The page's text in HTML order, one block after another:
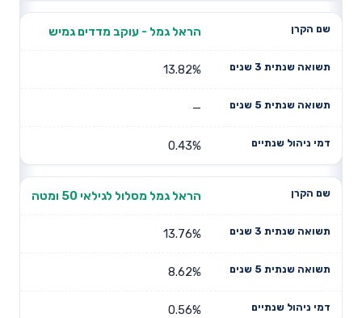
הראל גמל - עוקב מדדים גמיש
13.82%
—
0.43%
הראל גמל מסלול לגילאי 50 ומטה
13.76%
8.62%
0.56%